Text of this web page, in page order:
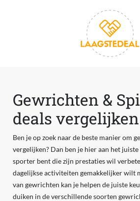
Gewrichten &
deals vergelijken
Ben je op zoek naar de beste manier om
vergelijken? Dan ben je hier aan het
sporter bent die zijn prestaties wil
dagelijkse activiteiten gemakkelijker wilt
van gewrichten kan je helpen de juiste
duiken in de verschillende soorten